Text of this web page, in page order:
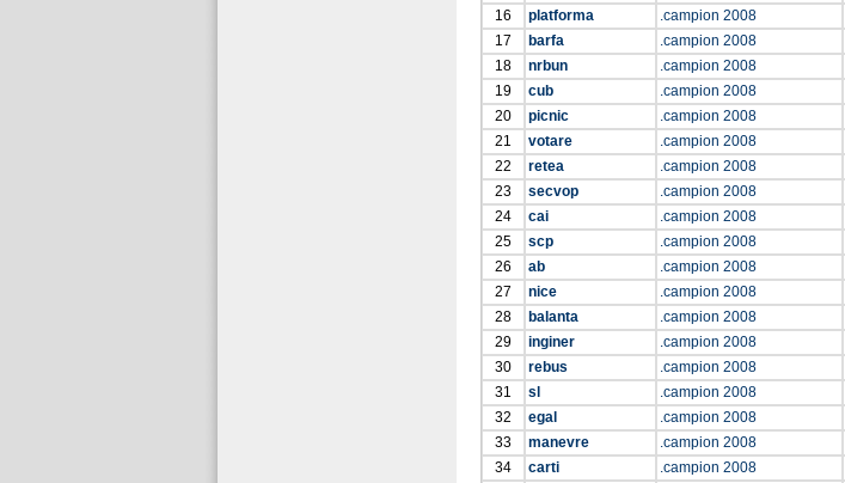
16
platforma .campion 2008
17
barfa .campion 2008
18
nrbun .campion 2008
19
cub .campion 2008
20
picnic .campion 2008
21
votare .campion 2008
22
retea .campion 2008
23
secvop .campion 2008
24
cai .campion 2008
25
scp .campion 2008
26
ab .campion 2008
27
nice .campion 2008
28
balanta .campion 2008
29
inginer .campion 2008
30
rebus .campion 2008
31
sl .campion 2008
32
egal .campion 2008
33
manevre .campion 2008
34
carti .campion 2008